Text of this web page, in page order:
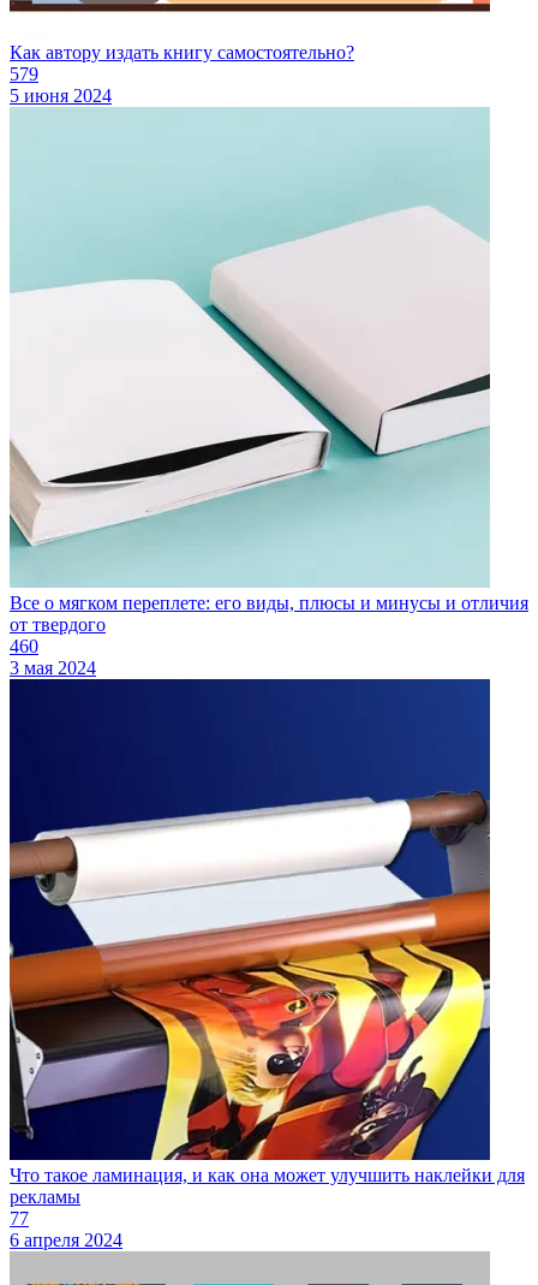
Как автору издать книгу самостоятельно?
579
5 июня 2024
Все о мягком переплете: его виды, плюсы и минусы и отличия
от твердого
460
3 мая 2024
Что такое ламинация, и как она может улучшить наклейки для
рекламы
77
6 апреля 2024